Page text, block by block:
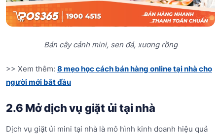
Bán cây cảnh mini, sen đá, xương rồng
>> Xem thêm: 8 mẹo học cách bán hàng online tại nhà cho
người mới bắt đầu
2.6 Mở dịch vụ giặt ủi tại nhà
Dịch vụ giặt ủi mini tại nhà là mô hình kinh doanh hiệu quả